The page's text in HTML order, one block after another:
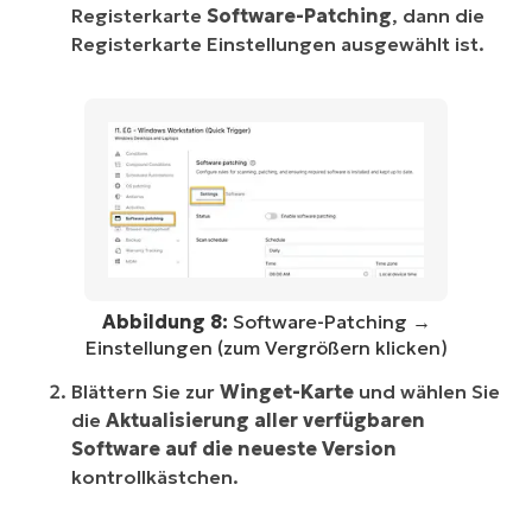
Registerkarte Software-Patching, dann die
Registerkarte Einstellungen ausgewählt ist.
Abbildung 8: Software-Patching →
Einstellungen (zum Vergrößern klicken)
Blättern Sie zur Winget-Karte und wählen Sie
die Aktualisierung aller verfügbaren
Software auf die neueste Version
kontrollkästchen.